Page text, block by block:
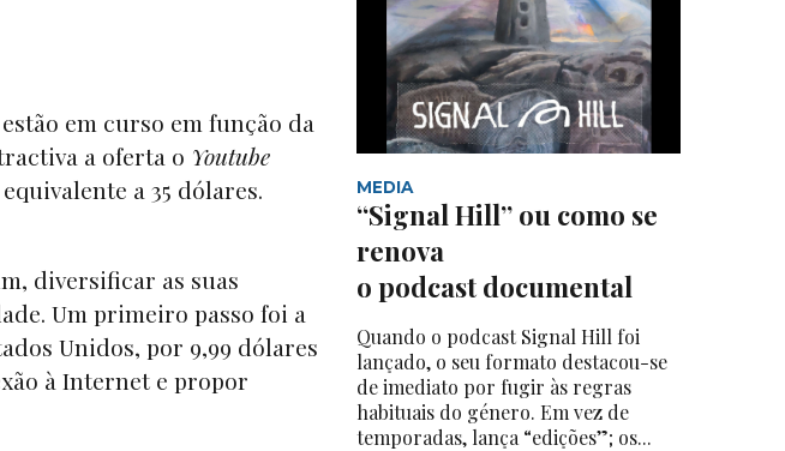
em curso em função da
a oferta o Youtube
a 35 dólares.
diversificar as suas
Um primeiro passo foi a
Unidos, por 9,99 dólares
à Internet e propor
MEDIA
“Signal Hill” ou como se
renova
o podcast documental
Quando o podcast Signal Hill foi
lançado, o seu formato destacou-se
de imediato por fugir às regras
habituais do género. Em vez de
temporadas, lança “edições”; os...